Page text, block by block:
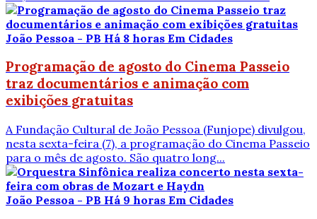
João Pessoa - PB Há 8 horas Em Cidades
Programação de agosto do Cinema Passeio
traz documentários e animação com
exibições gratuitas
A Fundação Cultural de João Pessoa (Funjope) divulgou,
nesta sexta-feira (7), a programação do Cinema Passeio
para o mês de agosto. São quatro long...
João Pessoa - PB Há 9 horas Em Cidades